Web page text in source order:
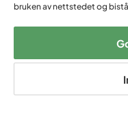
Følg
bruken av nettstedet og